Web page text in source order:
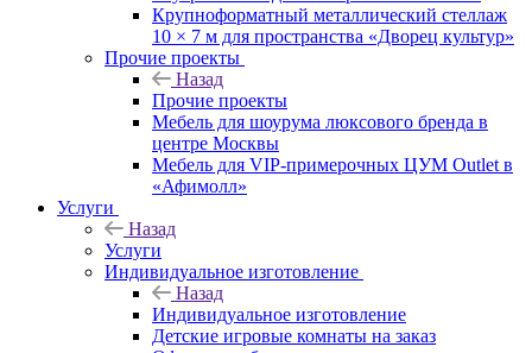
Крупноформатный металлический стеллаж
10 × 7 м для пространства «Дворец культур»
Прочие проекты
Назад
Прочие проекты
Мебель для шоурума люксового бренда в
центре Москвы
Мебель для VIP-примерочных ЦУМ Outlet в
«Афимолл»
Услуги
Назад
Услуги
Индивидуальное изготовление
Назад
Индивидуальное изготовление
Детские игровые комнаты на заказ